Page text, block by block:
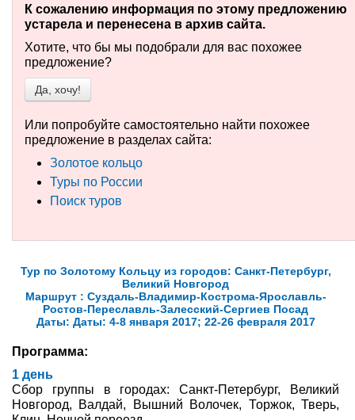
Спецпредложения
Праздничные туры
Страны и направления
Туры по России
Автобусные туры
Авиабилеты
Туристическая страховка
Услуги
О компании
К сожалению информация по этому предложению
устарела и перенесена в архив сайта.
Хотите, что бы мы подобрали для вас похожее
предложение?
Да, хочу!
Или попробуйте самостоятельно найти похожее
предложение в разделах сайта:
Золотое кольцо
Туры по России
Поиск туров
Тур по Золотому Кольцу из городов: Санкт-Петербург,
Великий Новгород
Маршрут : Суздаль-Владимир-Кострома-Ярославль-
Ростов-Переславль-Залесский-Сергиев Посад
Даты: Даты: 4-8 января 2017; 22-26 февраля 2017
Программа:
1 день
Сбор группы в городах: Санкт-Петербург, Великий
Новгород, Валдай, Вышний Волочек, Торжок, Тверь,